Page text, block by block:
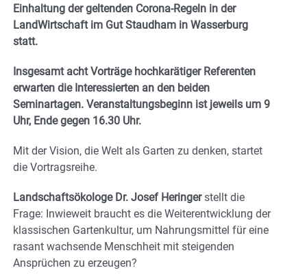
Einhaltung der geltenden Corona-Regeln in der
LandWirtschaft im Gut Staudham in Wasserburg
statt.
Insgesamt acht Vorträge hochkarätiger Referenten
erwarten die Interessierten an den beiden
Seminartagen. Veranstaltungsbeginn ist jeweils um 9
Uhr, Ende gegen 16.30 Uhr.
Mit der Vision, die Welt als Garten zu denken, startet
die Vortragsreihe.
Landschaftsökologe Dr. Josef Heringerstellt die
Frage: Inwieweit braucht es die Weiterentwicklung der
klassischen Gartenkultur, um Nahrungsmittel für eine
rasant wachsende Menschheit mit steigenden
Ansprüchen zu erzeugen?